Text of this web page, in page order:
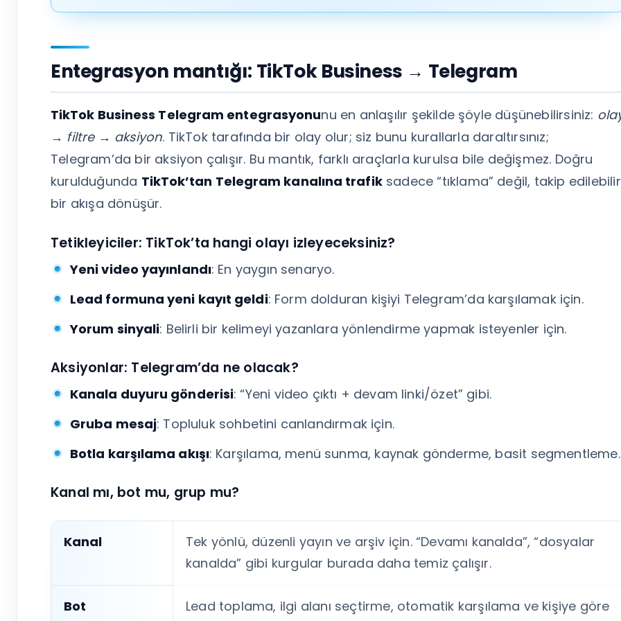
Entegrasyon mantığı: TikTok Business → Telegram
TikTok Business Telegram entegrasyonunu en anlaşılır şekilde şöyle düşünebilirsiniz:
→ filtre → aksiyon. TikTok tarafında bir olay olur; siz bunu kurallarla daraltırsınız;
Telegram’da bir aksiyon çalışır. Bu mantık, farklı araçlarla kurulsa bile değişmez. Doğru
kurulduğunda TikTok’tan Telegram kanalına trafiksadece “tıklama” değil, takip edilebilir
bir akışa dönüşür.
Tetikleyiciler: TikTok’ta hangi olayı izleyeceksiniz?
Yeni video yayınlandı: En yaygın senaryo.
Lead formuna yeni kayıt geldi: Form dolduran kişiyi Telegram’da karşılamak için.
Yorum sinyali: Belirli bir kelimeyi yazanlara yönlendirme yapmak isteyenler için.
Aksiyonlar: Telegram’da ne olacak?
Kanala duyuru gönderisi: “Yeni video çıktı + devam linki/özet” gibi.
Gruba mesaj: Topluluk sohbetini canlandırmak için.
Botla karşılama akışı: Karşılama, menü sunma, kaynak gönderme, basit segmentleme.
Kanal mı, bot mu, grup mu?
Kanal
Tek yönlü, düzenli yayın ve arşiv için. “Devamı kanalda”, “dosyalar
kanalda” gibi kurgular burada daha temiz çalışır.
Bot
Lead toplama, ilgi alanı seçtirme, otomatik karşılama ve kişiye göre